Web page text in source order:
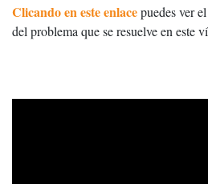
Clicando en este enlacepuedes ver
del problema que se resuelve en este